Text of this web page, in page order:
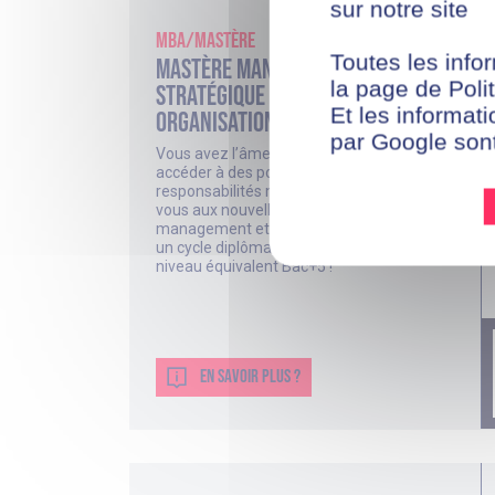
MBA/Mastère
Mastère Management
Stratégique et Opérationnel des
Organisations
Vous avez l’âme d’un leader et souhaitez
accéder à des postes à fortes
responsabilités managériales ? Formez-
vous aux nouvelles pratiques du
management et lancez votre carrière avec
un cycle diplômant reconnu par l’État de
niveau équivalent Bac+5 !
EN SAVOIR PLUS ?
sur notre site
Toutes les
la page de
Et les
par Google